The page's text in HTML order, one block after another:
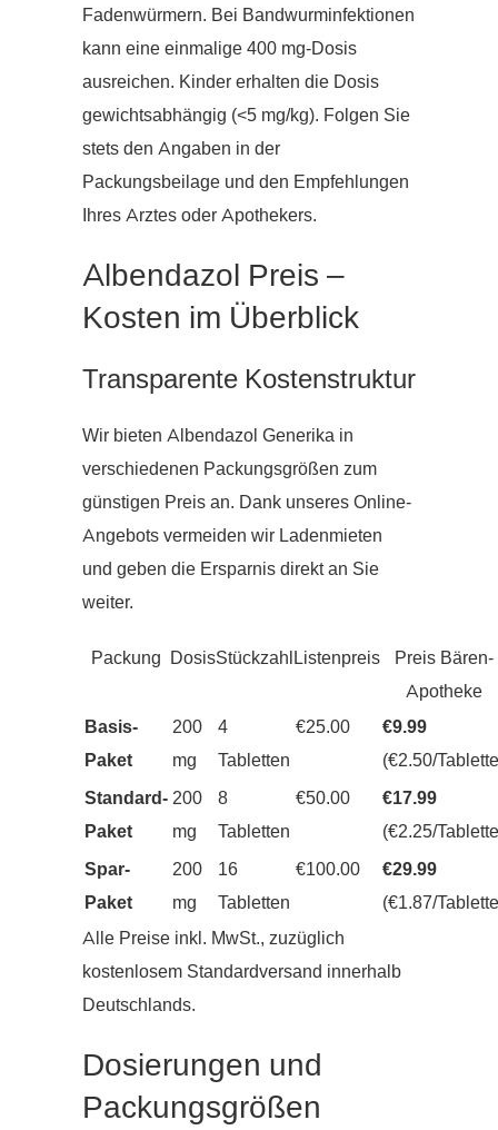
Fadenwürmern. Bei Bandwurminfektionen
kann eine einmalige 400 mg-Dosis
ausreichen. Kinder erhalten die Dosis
gewichtsabhängig (<5 mg/kg). Folgen Sie
stets den Angaben in der
Packungsbeilage und den Empfehlungen
Ihres Arztes oder Apothekers.
Albendazol Preis –
Kosten im Überblick
Transparente Kostenstruktur
Wir bieten Albendazol Generika in
verschiedenen Packungsgrößen zum
günstigen Preis an. Dank unseres Online-
Angebots vermeiden wir Ladenmieten
und geben die Ersparnis direkt an Sie
weiter.
Packung DosisStückzahlListenpreis
Preis Bären-
Apotheke
Basis-
Paket
200
mg
4
Tabletten
€25.00
€9.99
(€2.50/
Standard-
Paket
200
mg
8
Tabletten
€50.00
€17.99
(€2.25/
Spar-
Paket
200
mg
16
Tabletten
€100.00
€29.99
(€1.87/
Alle Preise inkl. MwSt., zuzüglich
kostenlosem Standardversand innerhalb
Deutschlands.
Dosierungen und
Packungsgrößen